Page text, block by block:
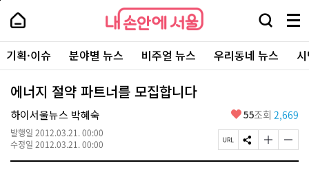
본
로
가
기
내
손
안
에
서
울
-
서
울
시
대
표
소
내
손
에
서
울
검
창
열
기
메
뉴
전
체
보
주
요
서
기획·이슈 분야별 뉴스 비주얼 뉴스 우리동네 뉴스
에너지 절약 파트너를 모집합니다
하이서울뉴스 박혜숙
발행일 2012.03.21. 00:00
수정일 2012.03.21. 00:00
좋
요
55조회 2,669
페
이
S
N
글
자
글
자
페
상
단
으
로